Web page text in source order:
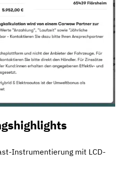
Instrumentierung mit LCD-